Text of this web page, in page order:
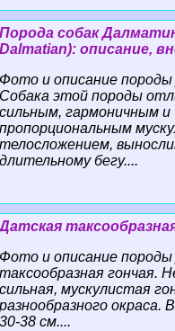
Порода собак
Dalmatian): описание,
Фото и описание
Собака этой породы
сильным, гармоничным и
пропорциональным
телосложением,
длительному бегу....
Датская
Фото и описание
таксообразная гончая.
сильная, мускулистая
разнообразного окраса.
30-38 см....